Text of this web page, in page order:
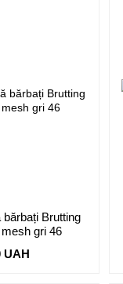
Brutting
gri 46
UAH